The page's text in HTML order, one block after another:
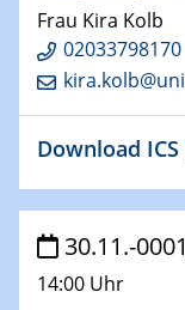
23.01.2024
Kolloquium
Technische
Chemie für die
29.01.2024
Technische
Frau Kira Kolb
02033798170
Download ICS
14:00 Uhr